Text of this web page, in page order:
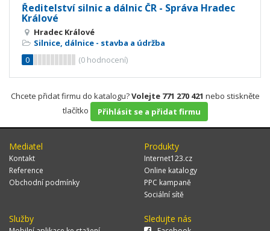
Ředitelství silnic a dálnic ČR - Správa Hradec
Králové
Hradec Králové
Silnice, dálnice - stavba a údržba
0
(0 hodnocení)
Chcete přidat firmu do katalogu?Volejte 771 270 421 nebo stiskněte
tlačítko
Přihlásit se a přidat firmu
Mediatel
Kontakt
Reference
Obchodní podmínky
Produkty
Internet123.cz
Online katalogy
PPC kampaně
Sociální sítě
Služby Sledujte nás